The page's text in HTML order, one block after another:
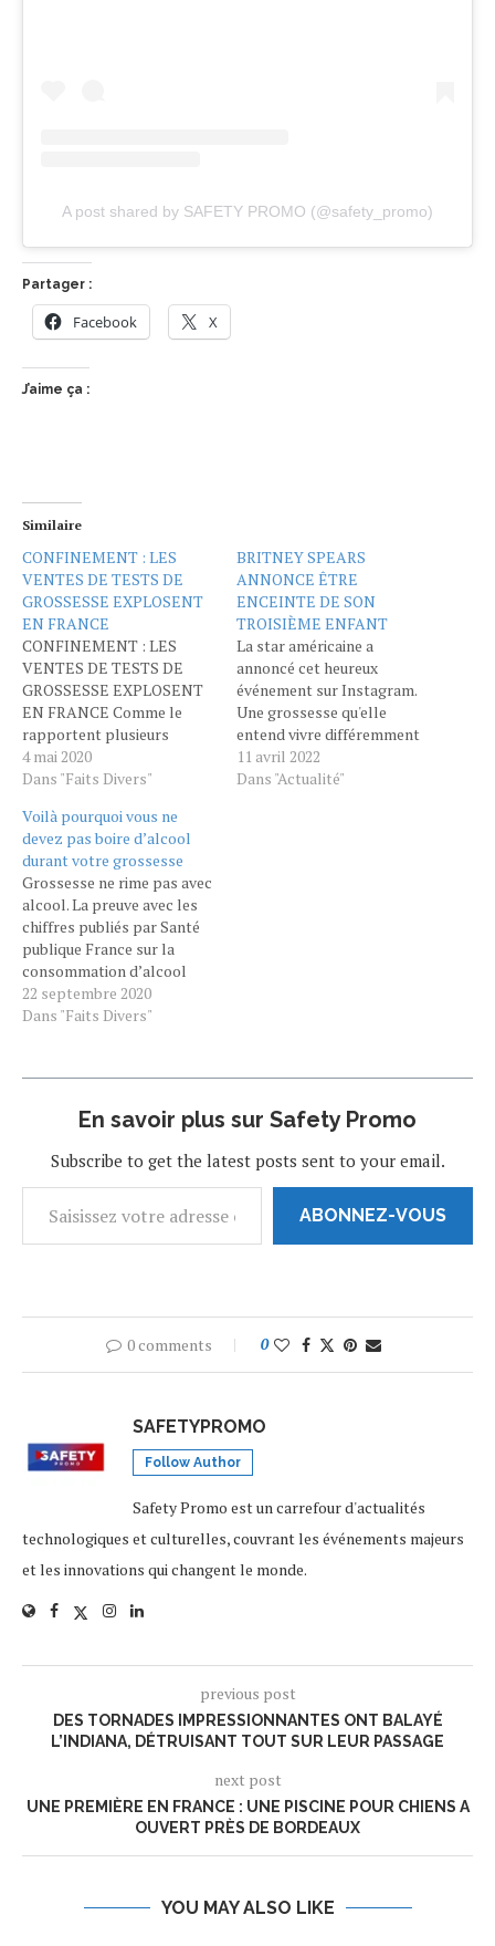
A post shared by SAFETY PROMO (@safety_promo)
Partager :
Facebook X
J’aime ça :
Similaire
CONFINEMENT : LES
VENTES DE TESTS DE
GROSSESSE EXPLOSENT
EN FRANCE
CONFINEMENT : LES
VENTES DE TESTS DE
GROSSESSE EXPLOSENT
EN FRANCE Comme le
rapportent plusieurs
médias nationaux, les
ventes de tests de
augmenté de 37% sur la
semaine du 13 au 19 avril.
Une hausse bien supérieure
aux ventes en période
normale. D'un autre côté,
les ventes…
4 mai 2020
Dans "Faits Divers"
BRITNEY SPEARS
ANNONCE ÊTRE
ENCEINTE DE SON
TROISIÈME ENFANT
La star américaine a
annoncé cet heureux
événement sur Instagram.
Une grossesse qu'elle
entend vivre différemment
des précédentes. Déjà mère
de deux enfants, la
11 avril 2022
Dans "Actualité"
Voilà pourquoi vous ne
devez pas boire d’alcool
durant votre grossesse
Grossesse ne rime pas avec
alcool. La preuve avec les
chiffres publiés par Santé
publique France sur la
consommation d’alcool
durant les 9 mois de
grossesse. Le saviez-vous
la grossesse représente la
mental non génétique et
l’enfant en France". En
effet,…
22 septembre 2020
Dans "Faits Divers"
En savoir plus sur Safety Promo
Subscribe to get the latest posts sent to your email.
ABONNEZ-VOUS
0 comments 0
SAFETYPROMO
Follow Author
Safety Promo est un carrefour d'actualités
technologiques et culturelles, couvrant les événements majeurs
et les innovations qui changent le monde.
previous post
DES TORNADES IMPRESSIONNANTES ONT BALAYÉ
L’INDIANA, DÉTRUISANT TOUT SUR LEUR PASSAGE
next post
UNE PREMIÈRE EN FRANCE : UNE PISCINE POUR CHIENS A
OUVERT PRÈS DE BORDEAUX
YOU MAY ALSO LIKE